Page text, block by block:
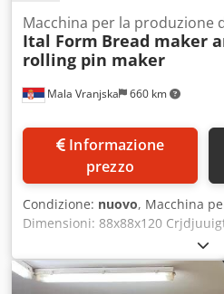
Mala Vranjska 660 km
Macchina per la produzione
Ital Form Bread maker
rolling pin maker
prezzo
Condizione: nuovo, Macchina
Dimensioni: 88x88x120
220-400 V Potenza elettrica:
1000g